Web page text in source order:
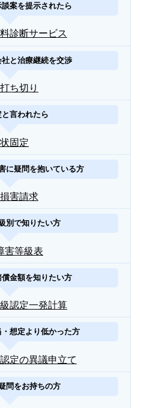
案を提示されたら
診断サービス
と治療継続を交渉
ち切り
言われたら
固定
に疑問を抱いている方
害請求
別で知りたい方
害等級表
金額を知りたい方
認定一発計算
想定より低かった方
定の異議申立て
問をお持ちの方